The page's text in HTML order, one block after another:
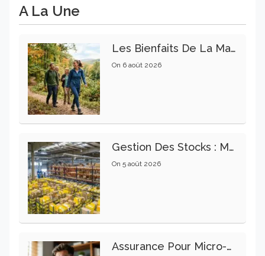
A La Une
Les Bienfaits De La Marche Sur La Santé Physique Et Mentale
On 6 août 2026
Gestion Des Stocks : Meilleures Pratiques Intralogistiques
On 5 août 2026
Assurance Pour Micro-Entrepreneur : Les Garanties Essentielles À Connaître